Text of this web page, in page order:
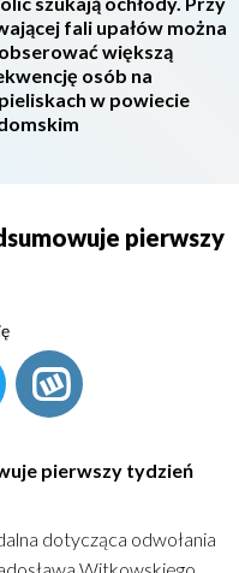
fali upałów można
większą
osób na
w powiecie
pierwszy
pierwszy tydzień
dotycząca odwołania